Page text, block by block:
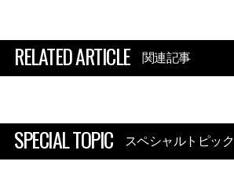
RELATED ARTICLE 関連記事
SPECIAL TOPIC スペシャルトピック